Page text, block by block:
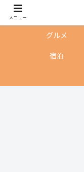
グルメ
宿泊
メニュー